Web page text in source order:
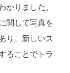
かりました。
関して写真を
り、新しいス
ることでトラ